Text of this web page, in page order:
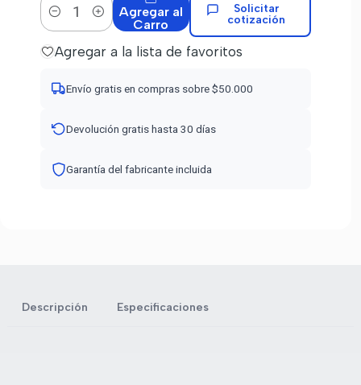
Cantidad
Agregar al
Carro
Solicitar
cotización
Agregar a la lista de favoritos
Envío gratis en compras sobre $50.000
Devolución gratis hasta 30 días
Garantía del fabricante incluida
Descripción Especificaciones